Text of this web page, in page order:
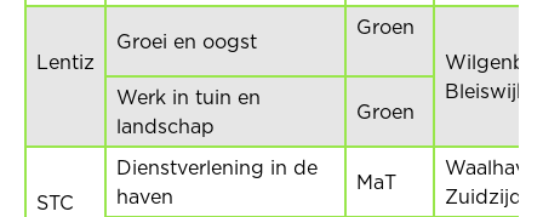
Lentiz
Groei en oogst
Groen
Bleiswijk
Werk in tuin en
landschap
Groen
STC
Dienstverlening in de
haven
MaT
Zuidzijde